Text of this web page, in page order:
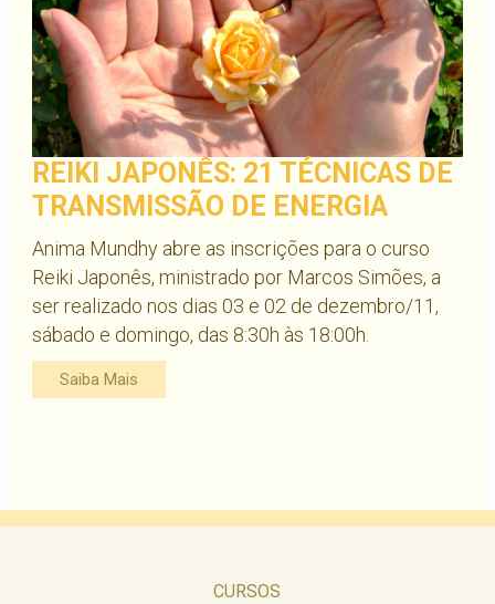
REIKI JAPONÊS: 21 TÉCNICAS DE
TRANSMISSÃO DE ENERGIA
Anima Mundhy abre as inscrições para o curso
Reiki Japonês, ministrado por Marcos Simões, a
ser realizado nos dias 03 e 02 de dezembro/11,
sábado e domingo, das 8:30h às 18:00h.
Saiba Mais
CURSOS